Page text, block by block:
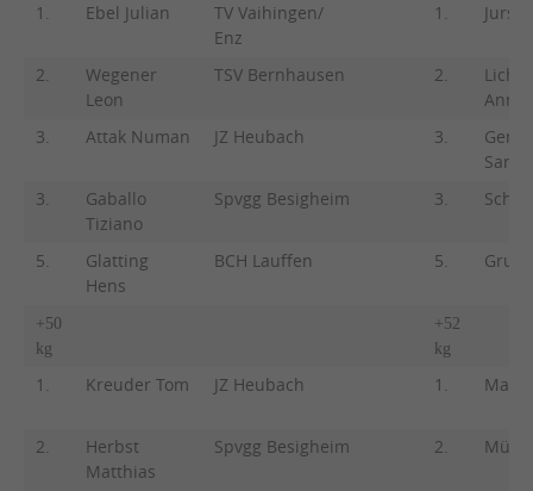
1. Ebel Julian
TV Vaihingen/
Enz
1.
2.
Wegener
Leon
TSV Bernhausen 2.
3.
Attak Numan JZ Heubach 3.
Sarah
3.
Gaballo
Tiziano
Spvgg Besigheim 3.
5.
Glatting
Hens
BCH Lauffen 5.
+50
kg
+52
kg
1. Kreuder Tom JZ Heubach 1.
2.
Herbst
Matthias
Spvgg Besigheim 2.